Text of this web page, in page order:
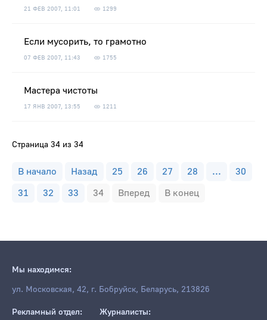
21 ФЕВ 2007, 11:01 1299
Если мусорить, то грамотно
07 ФЕВ 2007, 11:43 1755
Мастера чистоты
17 ЯНВ 2007, 13:55 1211
Страница 34 из 34
В начало Назад 25 26 27 28 ...
30
31
32 33 34 Вперед В конец
Мы находимся:
ул. Московская, 42, г. Бобруйск, Беларусь, 213826
Рекламный отдел: Журналисты: